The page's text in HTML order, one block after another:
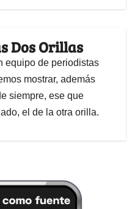
Dos Orillas
equipo de periodistas
mostrar, además
siempre, ese que
el de la otra orilla.